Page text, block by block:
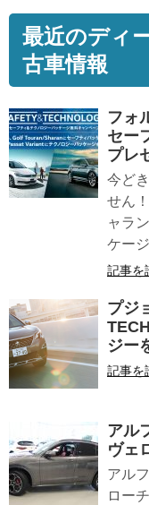
最近のディ
古車情報
フォ
セー
プレ
今ど
せん
ャラ
ケー
記事を
プジ
ジー
記事を
アル
ヴェ
アル
ロー